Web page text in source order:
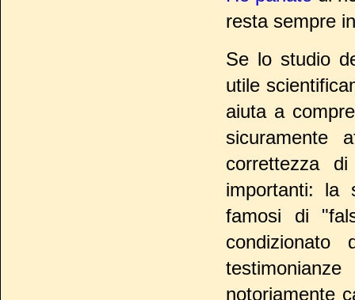
resta sempre
Se lo studio
utile
aiuta a
sicuramente
correttezza
importanti: la
famosi di
notoriamente